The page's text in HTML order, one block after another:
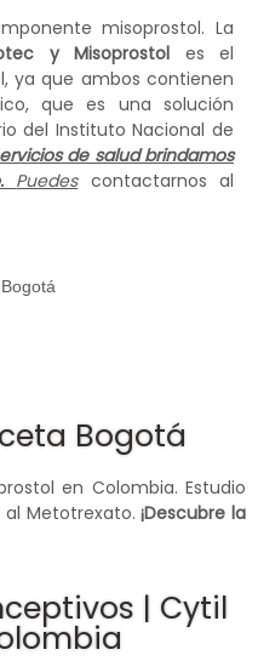
misoprostol. La
y Misoprostol es el
ya que ambos contienen
que es una solución
del Instituto Nacional de
ervicios de salud brindamos
Puedescontactarnos al
Bogotá
en Colombia. Estudio
al Metotrexato.¡Descubre la
| Cytil